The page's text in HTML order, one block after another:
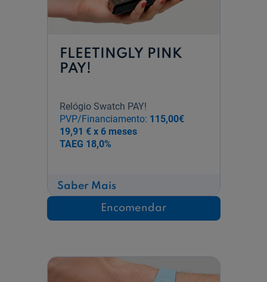
FLEETINGLY PINK
PAY!
Relógio Swatch PAY!
PVP/Financiamento: 115,00€
19,91 € x 6 meses
TAEG 18,0%
Saber Maissobre
FLEETINGLY
PINK
PAY!
Encomendar